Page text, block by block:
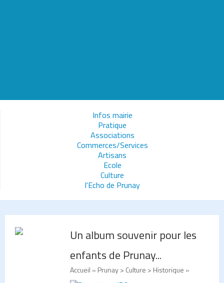
Infos mairie
Pratique
Associations
Commerces/Services
Artisans
Ecole
Culture
l'Echo de Prunay
Un album souvenir pour les
enfants de Prunay...
Accueil » Prunay > Culture > Historique »